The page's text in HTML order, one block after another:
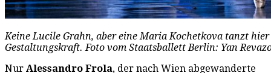
Keine Lucile Grahn, aber eine Maria Kochetkova tanzt
Gestaltungskraft. Foto vom Staatsballett Berlin: Yan
Nur Alessandro Frola, der nach Wien abgewanderte